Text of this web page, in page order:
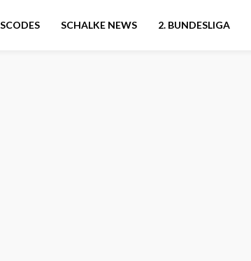
SCHALKE NEWS 2. BUNDESLIGA